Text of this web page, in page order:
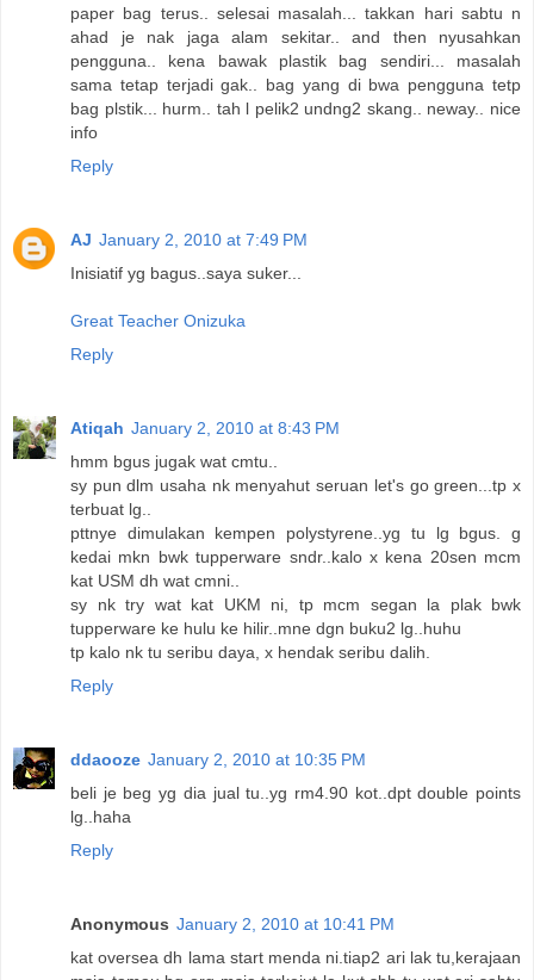
paper bag terus.. selesai masalah... takkan hari sabtu n
ahad je nak jaga alam sekitar.. and then nyusahkan
pengguna.. kena bawak plastik bag sendiri... masalah
sama tetap terjadi gak.. bag yang di bwa pengguna tetp
bag plstik... hurm.. tah l pelik2 undng2 skang.. neway.. nice
info
Reply
AJ January 2, 2010 at 7:49 PM
Inisiatif yg bagus..saya suker...
Great Teacher Onizuka
Reply
Atiqah January 2, 2010 at 8:43 PM
hmm bgus jugak wat cmtu..
sy pun dlm usaha nk menyahut seruan let's go green...tp x
terbuat lg..
pttnye dimulakan kempen polystyrene..yg tu lg bgus. g
kedai mkn bwk tupperware sndr..kalo x kena 20sen mcm
kat USM dh wat cmni..
sy nk try wat kat UKM ni, tp mcm segan la plak bwk
tupperware ke hulu ke hilir..mne dgn buku2 lg..huhu
tp kalo nk tu seribu daya, x hendak seribu dalih.
Reply
ddaooze January 2, 2010 at 10:35 PM
beli je beg yg dia jual tu..yg rm4.90 kot..dpt double points
lg..haha
Reply
Anonymous January 2, 2010 at 10:41 PM
kat oversea dh lama start menda ni.tiap2 ari lak tu,kerajaan